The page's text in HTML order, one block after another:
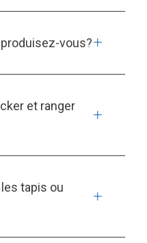
vous?
et ranger
tapis ou